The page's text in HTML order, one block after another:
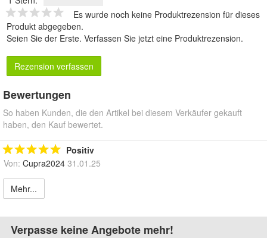
Es wurde noch keine Produktrezension für dieses
Produkt abgegeben.
Seien Sie der Erste. Verfassen Sie jetzt eine Produktrezension.
Rezension verfassen
Bewertungen
So haben Kunden, die den Artikel bei diesem Verkäufer gekauft
haben, den Kauf bewertet.
Positiv
Von: Cupra2024 31.01.25
Mehr...
Verpasse keine Angebote mehr!